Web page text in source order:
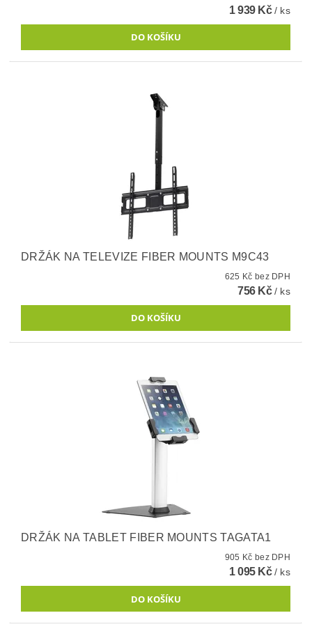
1 939 Kč/ ks
DRŽÁK NA TELEVIZE FIBER MOUNTS M9C43
625 Kč bez DPH
756 Kč/ ks
DRŽÁK NA TABLET FIBER MOUNTS TAGATA1
905 Kč bez DPH
1 095 Kč/ ks